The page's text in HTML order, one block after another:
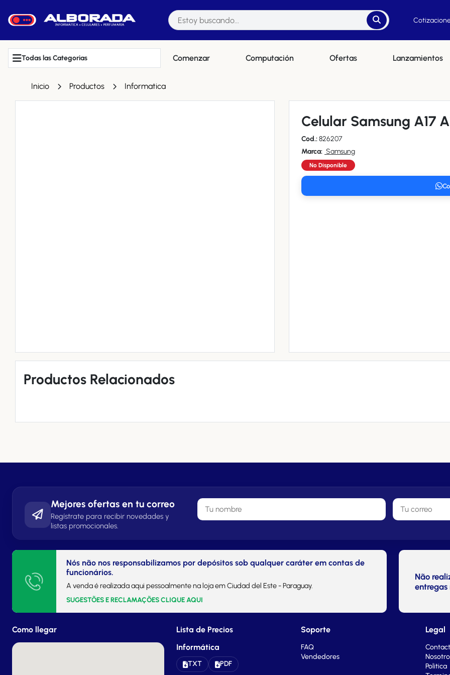
Todas las Categorias Comenzar Computación Ofertas Lanzamientos
Inicio Productos Informatica
Celular Samsung A17
Cod.:826207
Marca: Samsung
No Disponible
Productos Relacionados
Mejores ofertas en tu correo
Regístrate para recibir novedades y
listas promocionales.
Nós não nos responsabilizamos por depósitos sob qualquer caráter em contas de
funcionários.
A venda é realizada aqui pessoalmente na loja em Ciudad del Este - Paraguay.
SUGESTÕES E RECLAMAÇÕES CLIQUE AQUI
Não
entregas
Como llegar
Lista de Precios
Informática
TXT PDF
Soporte
FAQ
Vendedores
Legal
Politica